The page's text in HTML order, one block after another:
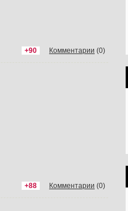
+90 Комментарии (0)
+88 Комментарии (0)